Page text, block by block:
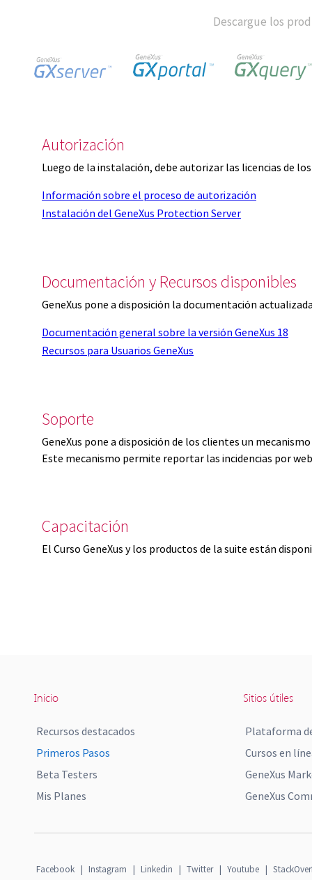
Descargue los
Autorización
Luego de la instalación, debe autorizar las licencias de
Información sobre el proceso de autorización
Instalación del GeneXus Protection Server
Documentación y Recursos disponibles
GeneXus pone a disposición la documentación
Documentación general sobre la versión GeneXus 18
Recursos para Usuarios GeneXus
Soporte
GeneXus pone a disposición de los clientes un
Este mecanismo permite reportar las incidencias por
Capacitación
El Curso GeneXus y los productos de la suite están
Inicio
Recursos destacados
Primeros Pasos
Beta Testers
Mis Planes
Sitios útiles
Plataforma
Cursos en
GeneXus
GeneXus
Facebook | Instagram | Linkedin | Twitter | Youtube |